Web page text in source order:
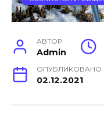
АВТОР
Admin
ОПУБЛИКОВАНО
02.12.2021